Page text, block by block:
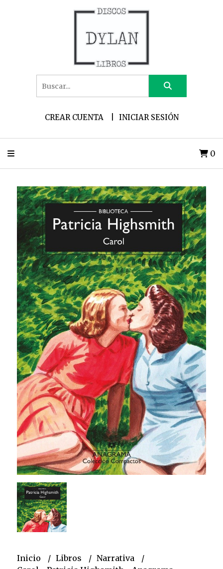
CREAR CUENTA INICIAR SESIÓN
0
Inicio Libros
Narrativa